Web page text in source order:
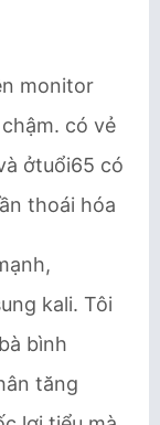
monitor
có vẻ
ởtuổi65 có
thoái hóa
kali. Tôi
bình
tăng